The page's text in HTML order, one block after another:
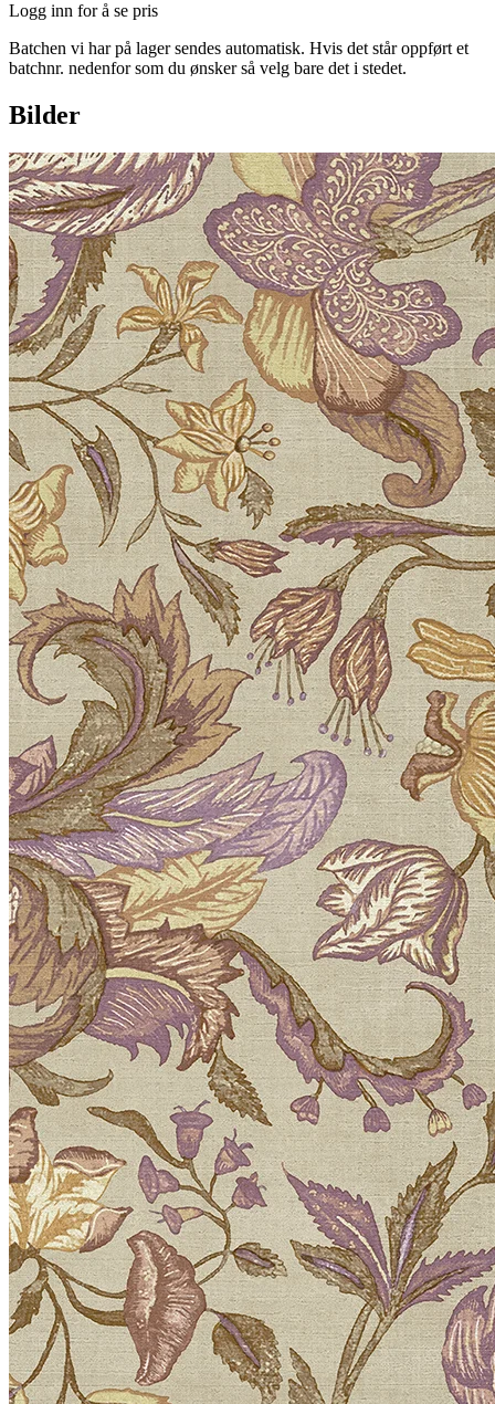
Logg inn for å se pris
Batchen vi har på lager sendes automatisk. Hvis det står oppført et
batchnr. nedenfor som du ønsker så velg bare det i stedet.
Bilder